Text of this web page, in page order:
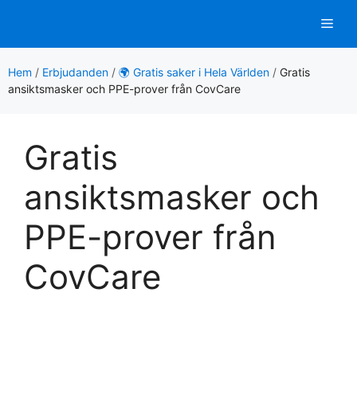
innehåll
Hem / Erbjudanden / 🌍 Gratis saker i Hela Världen / Gratis
ansiktsmasker och PPE-prover från CovCare
Gratis
ansiktsmasker och
PPE-prover från
CovCare